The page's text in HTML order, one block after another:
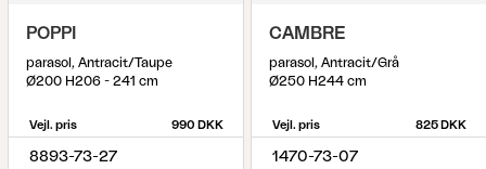
POPPI
parasol, Antracit/Taupe
Ø200 H206 - 241 cm
Vejl. pris 990 DKK
8893-73-27
CAMBRE
parasol, Antracit/Grå
Ø250 H244 cm
Vejl. pris 825 DKK
1470-73-07